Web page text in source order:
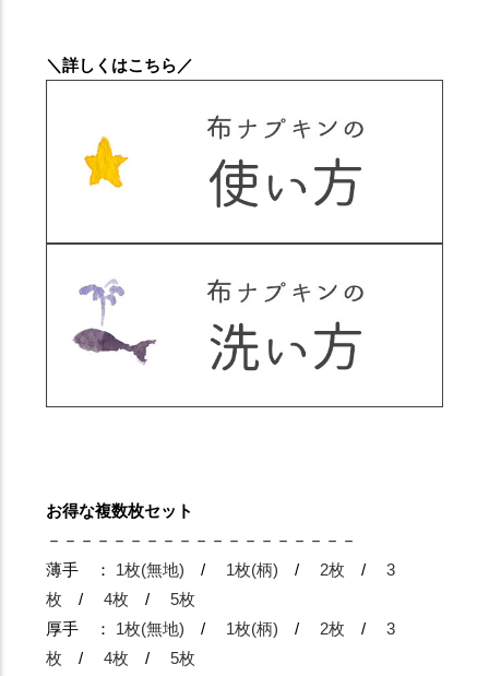
＼詳しくはこちら／
お得な複数枚セット
－－－－－－－－－－－－－－－－－－－
薄手 ： 1枚(無地) / 1枚(柄) / 2枚 /3
枚 /4枚 /5枚
厚手 ： 1枚(無地) / 1枚(柄) / 2枚 /3
枚 /4枚 /5枚